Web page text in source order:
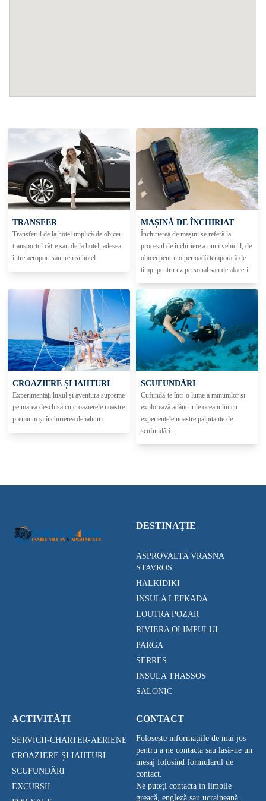
TRANSFER
Transferul de la hotel implică de obicei
transportul către sau de la hotel, adesea
între aeroport sau tren și hotel.
MAȘINĂ DE ÎNCHIRIAT
Închirierea de mașini se referă la
procesul de închiriere a unui vehicul, de
obicei pentru o perioadă temporară de
timp, pentru uz personal sau de afaceri.
CROAZIERE ȘI IAHTURI
Experimentați luxul și aventura supreme
pe marea deschisă cu croazierele noastre
premium și închirierea de iahturi.
SCUFUNDĂRI
Cufundă-te într-o lume a minunilor și
explorează adâncurile oceanului cu
experiențele noastre palpitante de
scufundări.
DESTINAŢIE
ASPROVALTA VRASNA
STAVROS
HALKIDIKI
INSULA LEFKADA
LOUTRA POZAR
RIVIERA OLIMPULUI
PARGA
SERRES
INSULA THASSOS
SALONIC
ACTIVITĂȚI
SERVICII-CHARTER-AERIENE
CROAZIERE ȘI IAHTURI
SCUFUNDĂRI
EXCURSII
CONTACT
Folosește informațiile de mai jos
pentru a ne contacta sau lasă-ne un
mesaj folosind formularul de
contact.
Ne puteți contacta în limbile
greacă, engleză sau ucraineană.